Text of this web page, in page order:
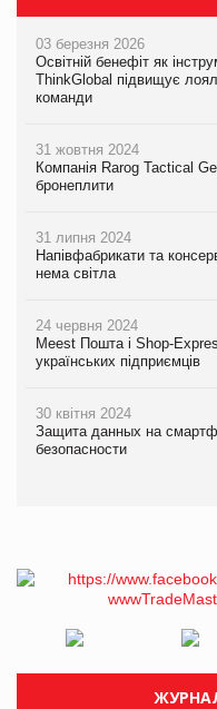
03 березня 2026
Освітній бенефіт як
ThinkGlobal підвищує
команди
31 жовтня 2024
Компанія Rarog Tactical
бронеплити
31 липня 2024
Напівфабрикати та
нема світла
24 червня 2024
Meest Пошта і Shop-
українських підприємців
30 квітня 2024
Защита данных на
безопасности
ЖУРНАЛ